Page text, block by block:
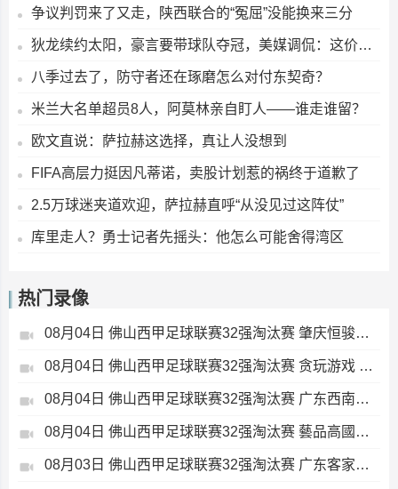
争议判罚来了又走，陕西联合的“冤屈”没能换来三分
狄龙续约太阳，豪言要带球队夺冠，美媒调侃：这价钱够签9个詹姆斯了
八季过去了，防守者还在琢磨怎么对付东契奇？
米兰大名单超员8人，阿莫林亲自盯人——谁走谁留？
欧文直说：萨拉赫这选择，真让人没想到
FIFA高层力挺因凡蒂诺，卖股计划惹的祸终于道歉了
2.5万球迷夹道欢迎，萨拉赫直呼“从没见过这阵仗”
库里走人？勇士记者先摇头：他怎么可能舍得湾区
热门录像
08月04日 佛山西甲足球联赛32强淘汰赛 肇庆恒骏成 VS 三七互娱 全场录像
08月04日 佛山西甲足球联赛32强淘汰赛 贪玩游戏 VS 美的薪火 全场录像
08月04日 佛山西甲足球联赛32强淘汰赛 广东西南建设 VS 香港圣徒 全场录像
08月04日 佛山西甲足球联赛32强淘汰赛 藝品高國際 VS 湛江狂狼·粵辉能源 全场录像
08月03日 佛山西甲足球联赛32强淘汰赛 广东客家青年 VS 广州英华思力U17 全场录像